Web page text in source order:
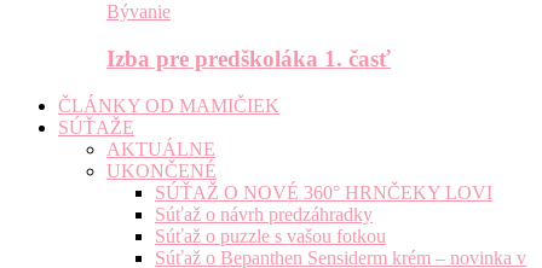
Bývanie
Izba pre predškoláka 1. časť
ČLÁNKY OD MAMIČIEK
SÚŤAŽE
AKTUÁLNE
UKONČENÉ
SÚŤAŽ O NOVÉ 360° HRNČEKY LOVI
Súťaž o návrh predzáhradky
Súťaž o puzzle s vašou fotkou
Súťaž o Bepanthen Sensiderm krém – novinka v